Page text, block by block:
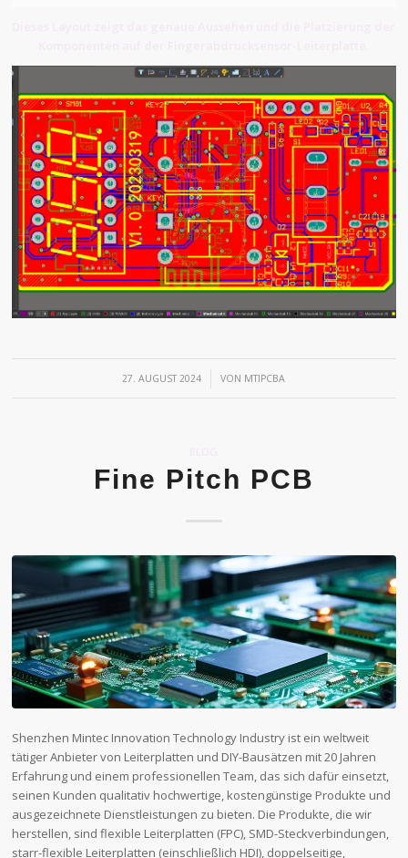
27. AUGUST 2024
/ VON MTIPCBA
Fine Pitch PCB
Shenzhen Mintec Innovation Technology Industry ist ein weltweit
tätiger Anbieter von Leiterplatten und DIY-Bausätzen mit 20 Jahren
Erfahrung und einem professionellen Team, das sich dafür einsetzt,
seinen Kunden qualitativ hochwertige, kostengünstige Produkte und
ausgezeichnete Dienstleistungen zu bieten. Die Produkte, die wir
herstellen, sind flexible Leiterplatten (FPC), SMD-Steckverbindungen,
starr-flexible Leiterplatten (einschließlich HDI), doppelseitige,